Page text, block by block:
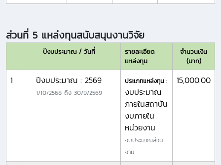
ส่วนที่ 5 แหล่งทุนสนับสนุนงานวิจัย
ปีงบประมาณ / วันที่
รายละเอียด
แหล่งทุน
จำนวนเงิน
(บาท)
1 ปีงบประมาณ : 2569
1/10/2568ถึง 30/9/2569
ประเภทแหล่งทุน :
งบประมาณ
ภายในสถาบัน
งบภายใน
หน่วยงาน
งบประมาณส่วน
งาน
15,000.00